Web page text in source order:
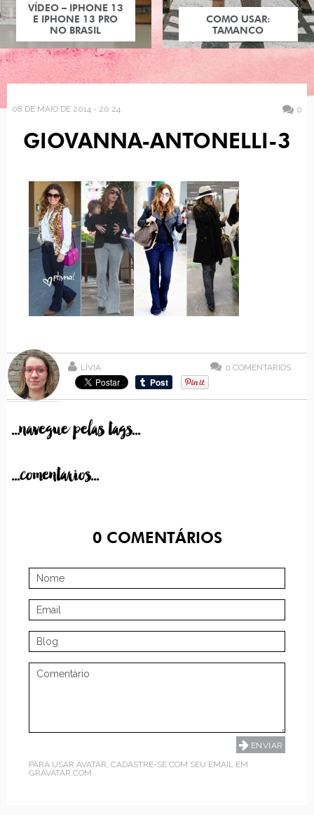
VÍDEO – IPHONE 13
E IPHONE 13 PRO
NO BRASIL
COMO USAR:
TAMANCO
08 DE MAIO DE 2014 - 20:24 0
GIOVANNA-ANTONELLI-3
LÍVIA 0 COMENTÁRIOS
...navegue pelas tags...
...comentarios...
0COMENTÁRIOS
PARA USAR AVATAR, CADASTRE-SE COM SEU EMAIL EM
GRAVATAR.COM